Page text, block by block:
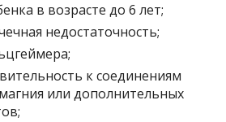
в возрасте до 6 лет;
недостаточность;
к соединениям
или дополнительных